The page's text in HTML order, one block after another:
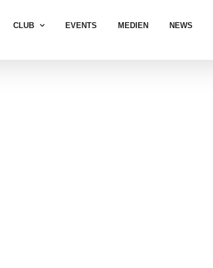
CLUB EVENTS MEDIEN NEWS